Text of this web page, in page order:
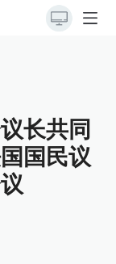
长共同
国民议